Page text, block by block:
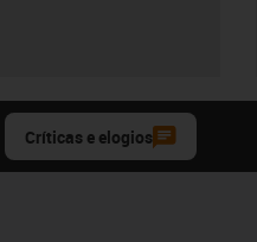
Críticas e elogios